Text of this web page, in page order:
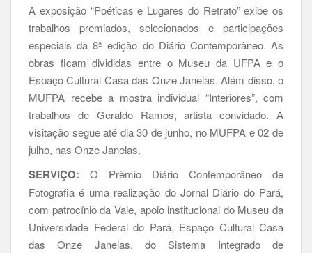
A exposição “Poéticas e Lugares do Retrato” exibe os
trabalhos premiados, selecionados e participações
especiais da 8ª edição do Diário Contemporâneo. As
obras ficam divididas entre o Museu da UFPA e o
Espaço Cultural Casa das Onze Janelas. Além disso, o
MUFPA recebe a mostra individual “Interiores”, com
trabalhos de Geraldo Ramos, artista convidado. A
visitação segue até dia 30 de junho, no MUFPA e 02 de
julho, nas Onze Janelas.
SERVIÇO: O Prêmio Diário Contemporâneo de
Fotografia é uma realização do Jornal Diário do Pará,
com patrocínio da Vale, apoio institucional do Museu da
Universidade Federal do Pará, Espaço Cultural Casa
das Onze Janelas, do Sistema Integrado de